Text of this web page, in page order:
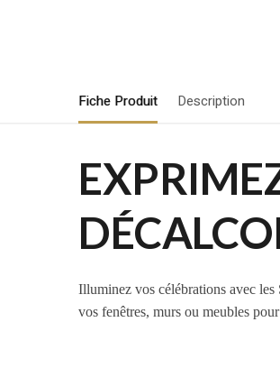
Fiche Produit Description
Illuminez vos célébrations avec
vos fenêtres, murs ou meubles